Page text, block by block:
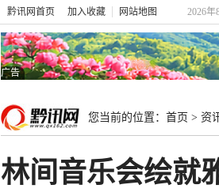
黔讯网首页 加入收藏 网站地图 2026年
广告
您当前的位置： 首页 > 资
林间音乐会绘就